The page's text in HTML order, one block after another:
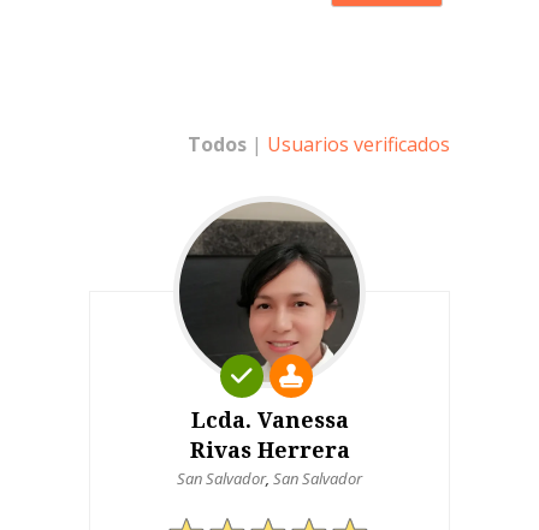
Todos | Usuarios verificados
Lcda. Vanessa
Rivas Herrera
San Salvador, San Salvador